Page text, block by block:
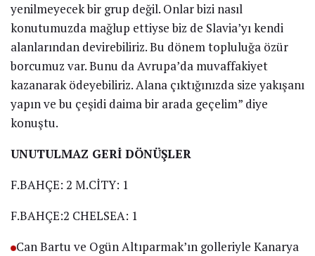
yenilmeyecek bir grup değil. Onlar bizi nasıl
konutumuzda mağlup ettiyse biz de Slavia’yı kendi
alanlarından devirebiliriz. Bu dönem topluluğa özür
borcumuz var. Bunu da Avrupa’da muvaffakiyet
kazanarak ödeyebiliriz. Alana çıktığınızda size yakışanı
yapın ve bu çeşidi daima bir arada geçelim” diye
konuştu.
UNUTULMAZ GERİ DÖNÜŞLER
F.BAHÇE: 2 M.CİTY: 1
F.BAHÇE:2 CHELSEA: 1
Can Bartu ve Ogün Altıparmak’ın golleriyle Kanarya